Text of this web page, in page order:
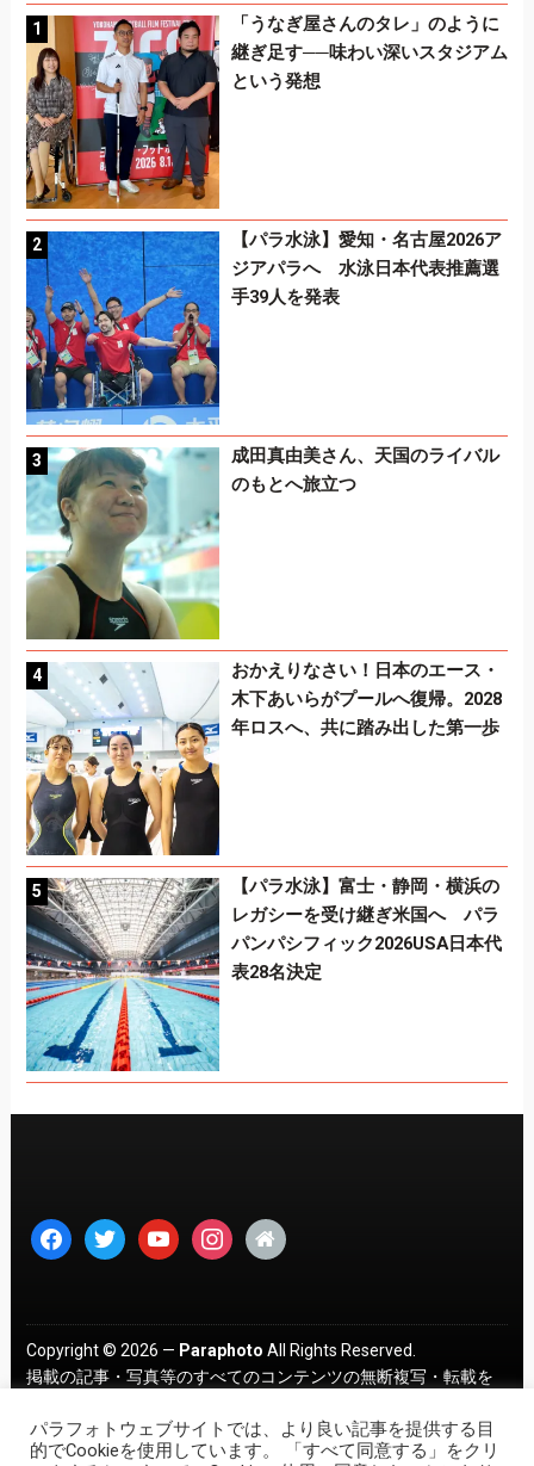
「うなぎ屋さんのタレ」のように
継ぎ足す──味わい深いスタジアム
という発想
【パラ水泳】愛知・名古屋2026ア
ジアパラへ 水泳日本代表推薦選
手39人を発表
成田真由美さん、天国のライバル
のもとへ旅立つ
おかえりなさい！日本のエース・
木下あいらがプールへ復帰。2028
年ロスへ、共に踏み出した第一歩
【パラ水泳】富士・静岡・横浜の
レガシーを受け継ぎ米国へ パラ
パンパシフィック2026USA日本代
表28名決定
facebooktwitter youtubeinstagram
home
Copyright © 2026 — Paraphoto All Rights Reserved.
掲載の記事・写真等のすべてのコンテンツの無断複写・転載を
パラフォトウェブサイトでは、より良い記事を提供する目
的でCookieを使用しています。 「すべて同意する」をクリ